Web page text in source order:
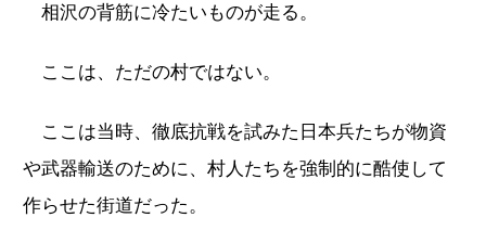
相沢の背筋に冷たいものが走る。
ここは、ただの村ではない。
ここは当時、徹底抗戦を試みた日本兵たちが物資
や武器輸送のために、村人たちを強制的に酷使して
作らせた街道だった。